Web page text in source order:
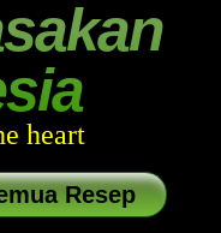
heart
Resep